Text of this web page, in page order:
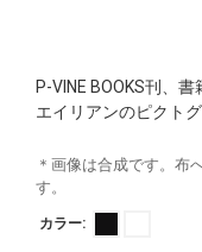
P-VINE BOOKS刊、
エイリアンのピクト
＊画像は合成です。布
す。
カラー: